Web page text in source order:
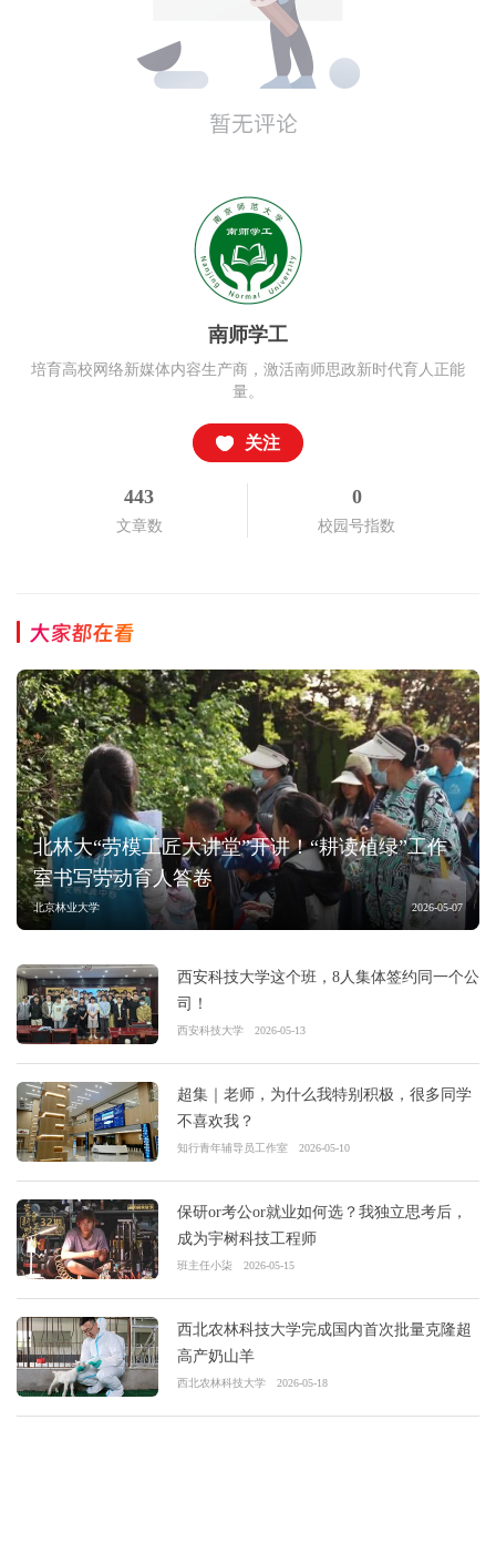
南师学工
培育高校网络新媒体内容生产商，激活南师思政新时代育人正能
量。
关注
443
文章数
0
校园号指数
大家都在看
北林大“劳模工匠大讲堂”开讲！“耕读植绿”工作
室书写劳动育人答卷
北京林业大学 2026-05-07
西安科技大学这个班，8人集体签约同一个公
司！
西安科技大学 2026-05-13
超集｜老师，为什么我特别积极，很多同学
不喜欢我？
知行青年辅导员工作室 2026-05-10
保研or考公or就业如何选？我独立思考后，
成为宇树科技工程师
班主任小柒 2026-05-15
西北农林科技大学完成国内首次批量克隆超
高产奶山羊
西北农林科技大学 2026-05-18